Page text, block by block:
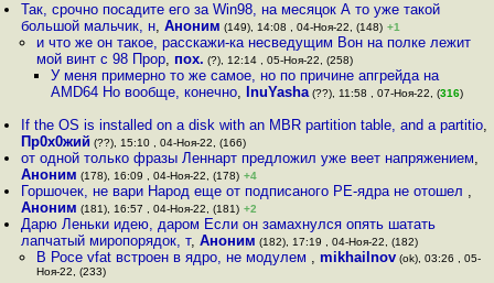
Так, срочно посадите его за Win98, на месяцок А то уже такой
большой мальчик, н,Аноним (149), 14:08 , 04-Ноя-22, (148) +1
и что же он такое, расскажи-ка несведущим Вон на полке лежит
мой винт с 98 Прор, пох. (?), 12:14 , 05-Ноя-22, (258)
У меня примерно то же самое, но по причине апгрейда на
AMD64 Но вообще, конечно, InuYasha(??), 11:58 , 07-Ноя-22, (316)
If the OS is installed on a disk with an MBR partition table, and a partitio,
Пр0х0жий (??), 15:10 , 04-Ноя-22, (166)
от одной только фразы Леннарт предложил уже веет напряжением,
Аноним (178), 16:09 , 04-Ноя-22, (178) +4
Горшочек, не вари Народ еще от подписаного PE-ядра не отошел ,
Аноним (181), 16:57 , 04-Ноя-22, (181) +2
Дарю Леньки идею, даром Если он замахнулся опять шатать
лапчатый миропорядок, т,Аноним (182), 17:19 , 04-Ноя-22, (182)
В Росе vfat встроен в ядро, не модулем , mikhailnov(ok), 03:26 , 05-
Ноя-22, (233)